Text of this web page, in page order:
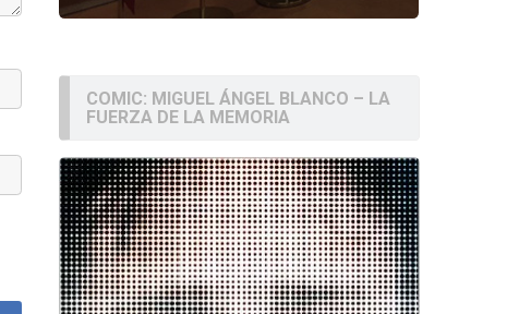
COMIC: MIGUEL ÁNGEL BLANCO – LA
FUERZA DE LA MEMORIA